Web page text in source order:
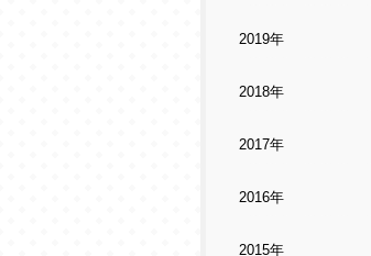
2019年
2018年
2017年
2016年
2015年